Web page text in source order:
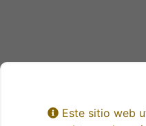
Este sitio web